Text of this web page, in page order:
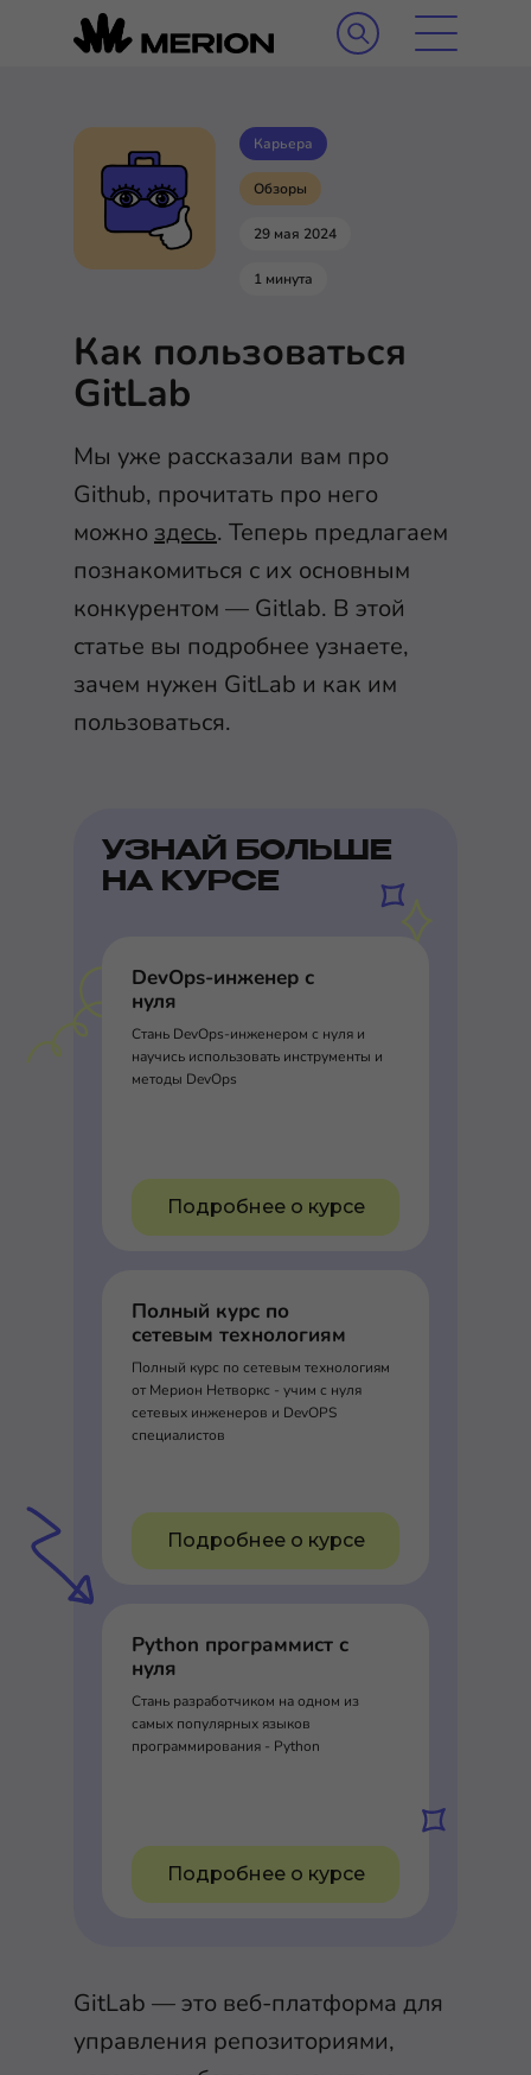
Карьера
Обзоры
29 мая 2024
1 минута
Как пользоваться
GitLab
Мы уже рассказали вам про
Github, прочитать про него
можно здесь. Теперь предлагаем
познакомиться с их основным
конкурентом — Gitlab. В этой
статье вы подробнее узнаете,
зачем нужен GitLab и как им
пользоваться.
УЗНАЙ БОЛЬШЕ
НА КУРСЕ
DevOps-инженер с
нуля
Стань DevOps-инженером с нуля и
научись использовать инструменты и
методы DevOps
Подробнее о курсе
Полный курс по
сетевым технологиям
Полный курс по сетевым технологиям
от Мерион Нетворкс - учим с нуля
сетевых инженеров и DevOPS
специалистов
Подробнее о курсе
Python программист с
нуля
Стань разработчиком на одном из
самых популярных языков
программирования - Python
Подробнее о курсе
GitLab — это веб-платформа для
управления репозиториями,